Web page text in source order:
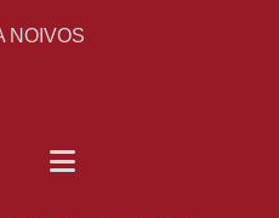
NOIVOS